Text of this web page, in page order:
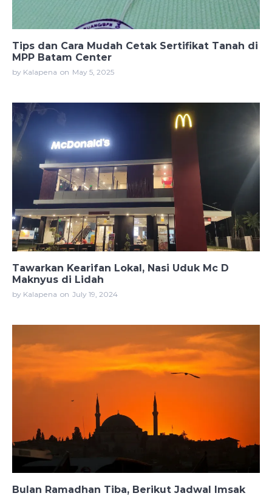
Tips dan Cara Mudah Cetak Sertifikat Tanah di
MPP Batam Center
by Kalapena on May 5, 2025
Tawarkan Kearifan Lokal, Nasi Uduk Mc D
Maknyus di Lidah
by Kalapena on July 19, 2024
Bulan Ramadhan Tiba, Berikut Jadwal Imsak